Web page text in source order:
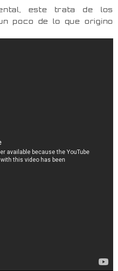
este trata de los
poco de lo que origino